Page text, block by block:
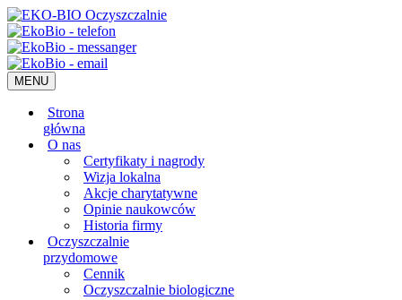
MENU
Strona
główna
O nas
Certyfikaty i nagrody
Wizja lokalna
Akcje charytatywne
Opinie naukowców
Historia firmy
Oczyszczalnie
przydomowe
Cennik
Oczyszczalnie biologiczne